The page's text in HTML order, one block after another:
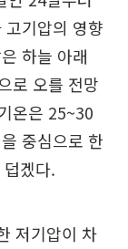
기압의 영향
하늘 아래
로 오를 전망
온은 25~30
중심으로 한
겠다.
저기압이 차